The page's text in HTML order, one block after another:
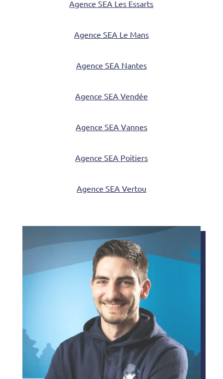
Agence SEA Les Essarts
Agence SEA Le Mans
Agence SEA Nantes
Agence SEA Vendée
Agence SEA Vannes
Agence SEA Poitiers
Agence SEA Vertou